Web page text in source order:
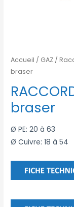
Accueil / GAZ /
braser
braser
Ø PE: 20 à 63
Ø Cuivre: 18 à 54